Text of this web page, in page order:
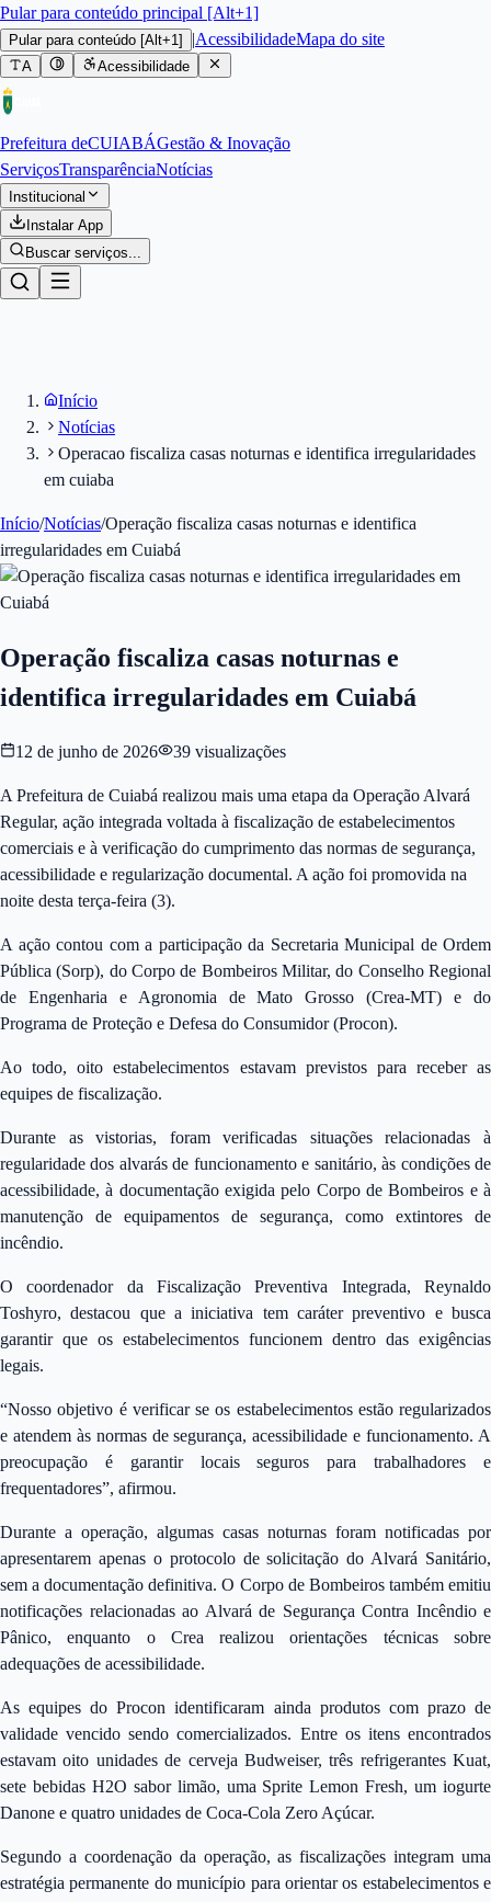
Pular para conteúdo principal [Alt+1]
Pular para conteúdo [Alt+1] |AcessibilidadeMapa do site
A Acessibilidade
Prefeitura deCUIABÁGestão & Inovação
ServiçosTransparênciaNotícias
Institucional
Instalar App
Buscar serviços...
Início
Notícias
Operacao fiscaliza casas noturnas e identifica irregularidades
em cuiaba
Início/Notícias/Operação fiscaliza casas noturnas e identifica
irregularidades em Cuiabá
Operação fiscaliza casas noturnas e
identifica irregularidades em Cuiabá
12 de junho de 2026 39 visualizações
A Prefeitura de Cuiabá realizou mais uma etapa da Operação Alvará
Regular, ação integrada voltada à fiscalização de estabelecimentos
comerciais e à verificação do cumprimento das normas de segurança,
acessibilidade e regularização documental. A ação foi promovida na
noite desta terça-feira (3).
A ação contou com a participação da Secretaria Municipal de Ordem
Pública (Sorp), do Corpo de Bombeiros Militar, do Conselho Regional
de Engenharia e Agronomia de Mato Grosso (Crea-MT) e do
Programa de Proteção e Defesa do Consumidor (Procon).
Ao todo, oito estabelecimentos estavam previstos para receber as
equipes de fiscalização.
Durante as vistorias, foram verificadas situações relacionadas à
regularidade dos alvarás de funcionamento e sanitário, às condições de
acessibilidade, à documentação exigida pelo Corpo de Bombeiros e à
manutenção de equipamentos de segurança, como extintores de
incêndio.
O coordenador da Fiscalização Preventiva Integrada, Reynaldo
Toshyro, destacou que a iniciativa tem caráter preventivo e busca
garantir que os estabelecimentos funcionem dentro das exigências
legais.
“Nosso objetivo é verificar se os estabelecimentos estão regularizados
e atendem às normas de segurança, acessibilidade e funcionamento. A
preocupação é garantir locais seguros para trabalhadores e
frequentadores”, afirmou.
Durante a operação, algumas casas noturnas foram notificadas por
apresentarem apenas o protocolo de solicitação do Alvará Sanitário,
sem a documentação definitiva. O Corpo de Bombeiros também emitiu
notificações relacionadas ao Alvará de Segurança Contra Incêndio e
Pânico, enquanto o Crea realizou orientações técnicas sobre
adequações de acessibilidade.
As equipes do Procon identificaram ainda produtos com prazo de
validade vencido sendo comercializados. Entre os itens encontrados
estavam oito unidades de cerveja Budweiser, três refrigerantes Kuat,
sete bebidas H2O sabor limão, uma Sprite Lemon Fresh, um iogurte
Danone e quatro unidades de Coca-Cola Zero Açúcar.
Segundo a coordenação da operação, as fiscalizações integram uma
estratégia permanente do município para orientar os estabelecimentos e